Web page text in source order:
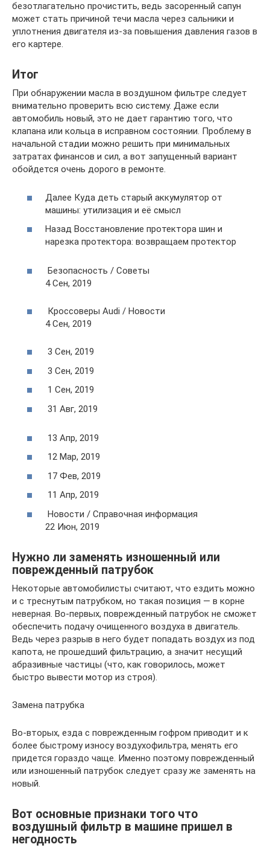
безотлагательно прочистить, ведь засоренный сапун
может стать причиной течи масла через сальники и
уплотнения двигателя из-за повышения давления газов в
его картере.
Итог
При обнаружении масла в воздушном фильтре следует
внимательно проверить всю систему. Даже если
автомобиль новый, это не дает гарантию того, что
клапана или кольца в исправном состоянии. Проблему в
начальной стадии можно решить при минимальных
затратах финансов и сил, а вот запущенный вариант
обойдется очень дорого в ремонте.
Далее Куда деть старый аккумулятор от
машины: утилизация и её смысл
Назад Восстановление протектора шин и
нарезка протектора: возвращаем протектор
Безопасность / Советы
4 Сен, 2019
Кроссоверы Audi / Новости
4 Сен, 2019
3 Сен, 2019
3 Сен, 2019
1 Сен, 2019
31 Авг, 2019
13 Апр, 2019
12 Мар, 2019
17 Фев, 2019
11 Апр, 2019
Новости / Справочная информация
22 Июн, 2019
Нужно ли заменять изношенный или
поврежденный патрубок
Некоторые автомобилисты считают, что ездить можно
и с треснутым патрубком, но такая позиция — в корне
неверная. Во-первых, поврежденный патрубок не сможет
обеспечить подачу очищенного воздуха в двигатель.
Ведь через разрыв в него будет попадать воздух из под
капота, не прошедший фильтрацию, а значит несущий
абразивные частицы (что, как говорилось, может
быстро вывести мотор из строя).
Замена патрубка
Во-вторых, езда с поврежденным гофром приводит и к
более быстрому износу воздухофильтра, менять его
придется гораздо чаще. Именно поэтому поврежденный
или изношенный патрубок следует сразу же заменять на
новый.
Вот основные признаки того что
воздушный фильтр в машине пришел в
негодность